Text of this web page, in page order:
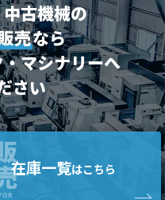
古機械の
売なら
マシナリーへ
さい
FOR
在庫一覧はこちら